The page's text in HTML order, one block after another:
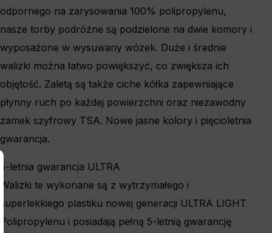
odpornego na zarysowania 100% polipropylenu,
nasze torby podróżne są podzielone na dwie komory i
wyposażone w wysuwany wózek. Duże i średnie
walizki można łatwo powiększyć, co zwiększa ich
objętość. Zaletą są także ciche kółka zapewniające
płynny ruch po każdej powierzchni oraz niezawodny
zamek szyfrowy TSA. Nowe jasne kolory i pięcioletnia
gwarancja.
5-letnia gwarancja ULTRA
Walizki te wykonane są z wytrzymałego i
superlekkiego plastiku nowej generacji ULTRA LIGHT
Polipropylenu i posiadają pełną 5-letnią gwarancję
×